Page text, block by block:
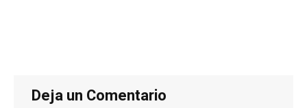
Deja un Comentario